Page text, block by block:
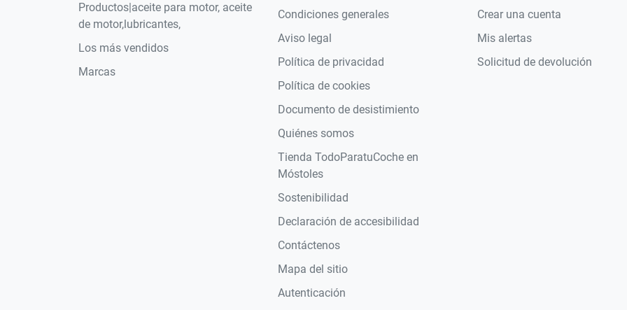
Productos|aceite para motor, aceite
de motor,lubricantes,
Los más vendidos
Marcas
Condiciones generales
Aviso legal
Política de privacidad
Política de cookies
Documento de desistimiento
Quiénes somos
Tienda TodoParatuCoche en
Móstoles
Sostenibilidad
Declaración de accesibilidad
Contáctenos
Mapa del sitio
Autenticación
Crear una cuenta
Mis alertas
Solicitud de devolución